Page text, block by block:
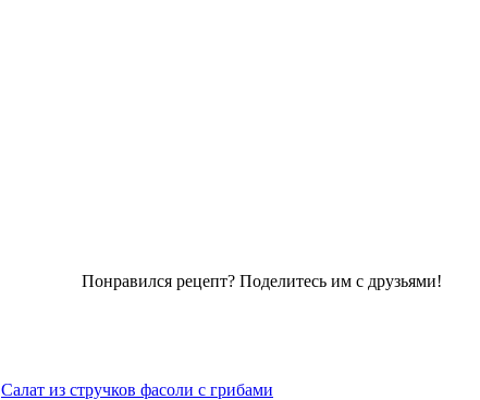
Понравился рецепт? Поделитесь им с друзьями!
Салат из стручков фасоли с грибами